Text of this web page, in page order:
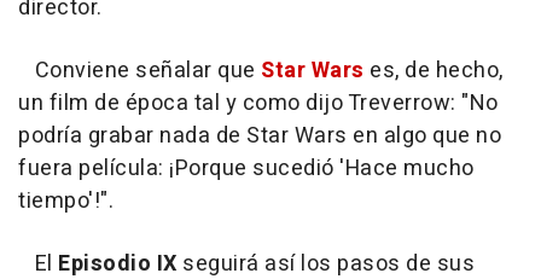
director.
Conviene señalar que Star Wars es, de hecho,
un film de época tal y como dijo Treverrow: "No
podría grabar nada de Star Wars en algo que no
fuera película: ¡Porque sucedió 'Hace mucho
tiempo'!".
El Episodio IX seguirá así los pasos de sus